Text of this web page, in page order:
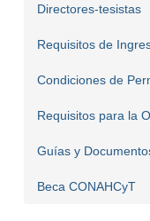
Directores-tesistas
Requisitos de
Condiciones de
Requisitos para la
Guías y
Beca CONAHCyT